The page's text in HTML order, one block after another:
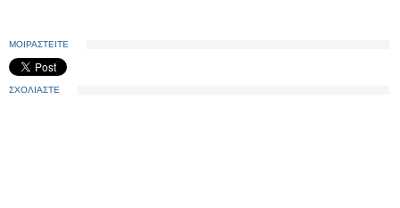
ΜΟΙΡΑΣΤΕΙΤΕ
ΣΧΟΛΙΑΣΤΕ